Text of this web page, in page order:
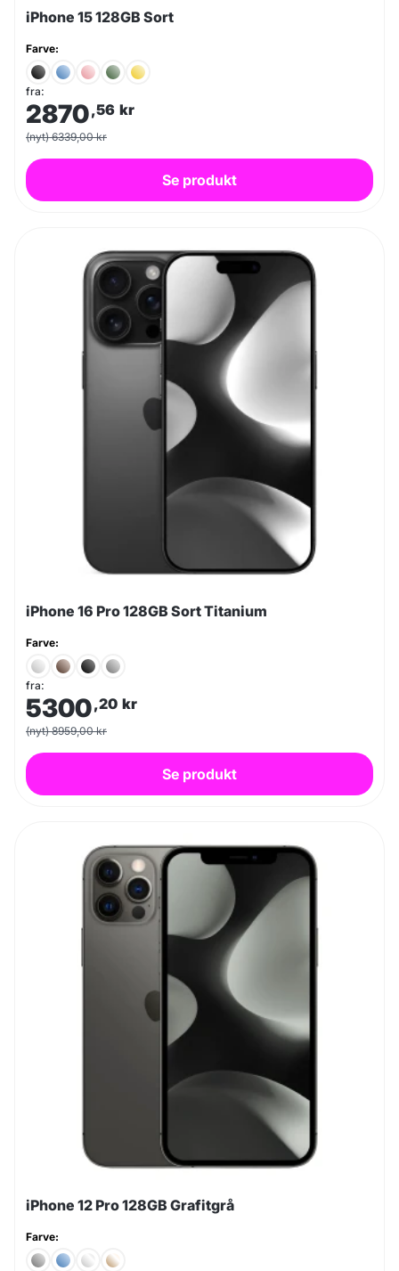
iPhone 15 128GB Sort
Farve:
fra:
2870,56 kr
(nyt) 6339,00 kr
Se produkt
iPhone 16 Pro 128GB Sort Titanium
Farve:
fra:
5300,20 kr
(nyt) 8959,00 kr
Se produkt
iPhone 12 Pro 128GB Grafitgrå
Farve: